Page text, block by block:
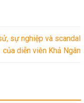
sự nghiệp và scandal
của diễn viên Khả Ngân